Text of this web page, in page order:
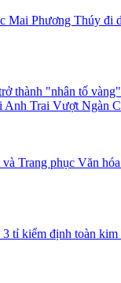
Mai Phương Thúy đi
thành "nhân tố
Anh Trai Vượt Ngàn
Trang phục Văn
tỉ kiểm định toàn